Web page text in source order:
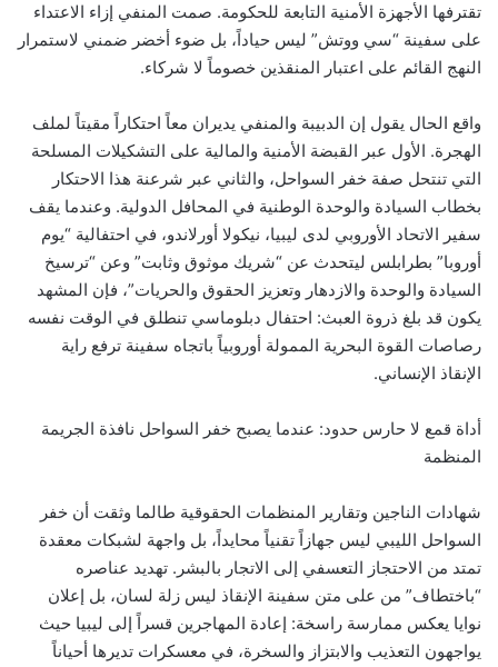
تقترفها الأجهزة الأمنية التابعة للحكومة. صمت المنفي إزاء الاعتداء
على سفينة “سي ووتش” ليس حياداً، بل ضوء أخضر ضمني لاستمرار
النهج القائم على اعتبار المنقذين خصوماً لا شركاء.
واقع الحال يقول إن الدبيبة والمنفي يديران معاً احتكاراً مقيتاً لملف
الهجرة. الأول عبر القبضة الأمنية والمالية على التشكيلات المسلحة
التي تنتحل صفة خفر السواحل، والثاني عبر شرعنة هذا الاحتكار
بخطاب السيادة والوحدة الوطنية في المحافل الدولية. وعندما يقف
سفير الاتحاد الأوروبي لدى ليبيا، نيكولا أورلاندو، في احتفالية “يوم
أوروبا” بطرابلس ليتحدث عن “شريك موثوق وثابت” وعن “ترسيخ
السيادة والوحدة والازدهار وتعزيز الحقوق والحريات”، فإن المشهد
يكون قد بلغ ذروة العبث: احتفال دبلوماسي تنطلق في الوقت نفسه
رصاصات القوة البحرية الممولة أوروبياً باتجاه سفينة ترفع راية
الإنقاذ الإنساني.
أداة قمع لا حارس حدود: عندما يصبح خفر السواحل نافذة الجريمة
المنظمة
شهادات الناجين وتقارير المنظمات الحقوقية طالما وثقت أن خفر
السواحل الليبي ليس جهازاً تقنياً محايداً، بل واجهة لشبكات معقدة
تمتد من الاحتجاز التعسفي إلى الاتجار بالبشر. تهديد عناصره
“باختطاف” من على متن سفينة الإنقاذ ليس زلة لسان، بل إعلان
نوايا يعكس ممارسة راسخة: إعادة المهاجرين قسراً إلى ليبيا حيث
يواجهون التعذيب والابتزاز والسخرة، في معسكرات تديرها أحياناً